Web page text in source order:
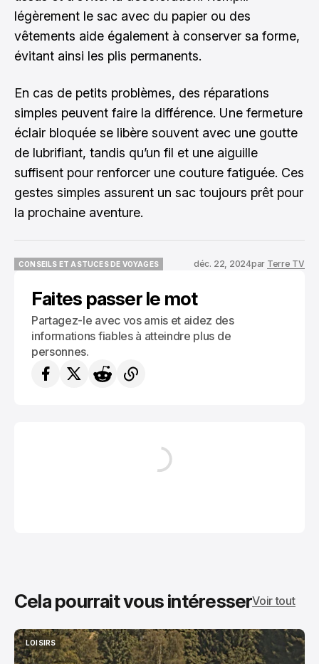
légèrement le sac avec du papier ou des
vêtements aide également à conserver sa forme,
évitant ainsi les plis permanents.
En cas de petits problèmes, des réparations
simples peuvent faire la différence. Une fermeture
éclair bloquée se libère souvent avec une goutte
de lubrifiant, tandis qu’un fil et une aiguille
suffisent pour renforcer une couture fatiguée. Ces
gestes simples assurent un sac toujours prêt pour
la prochaine aventure.
CONSEILS ET ASTUCES DE VOYAGES
déc. 22, 2024par Terre TV
Faites passer le mot
Partagez-le avec vos amis et aidez des
informations fiables à atteindre plus de
personnes.
Cela pourrait vous intéresserVoir tout
LOISIRS
LOISIRS